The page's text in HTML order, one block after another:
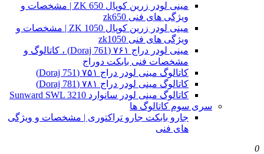
مینی لودر زرین کوپال ZK 650 | مشخصات و
ویژگی های فنی zk650
مینی لودر زرین کوپال ZK 1050 | مشخصات و
ویژگی های فنی zk1050
مینی لودر دراج ۷۶۱ (Doraj 761) ، کاتالوگ و
مشخصات فنی بابکت دوراج
کاتالوگ مینی لودر دراج ۷۵۱ (Doraj 751)
کاتالوگ مینی لودر دراج ۷۸۱ (Doraj 781)
کاتالوگ مینی لودر سانوارد Sunward SWL 3210
سری سوم کاتالوگ ها
جارو بابکت جارو تراکتوری | مشخصات و ویژگی
های فنی
0